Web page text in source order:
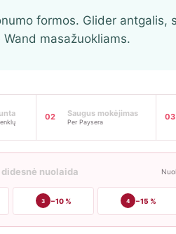
formos. Glider antgalis,
masažuokliams.
02 Saugus mokėjimas
Per Paysera 03
nuolaida
3 −10 % 4 −15 %